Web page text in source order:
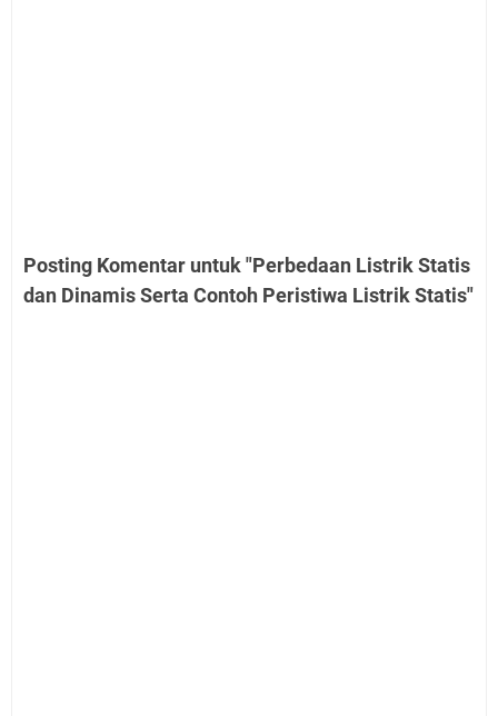
Posting Komentar untuk "Perbedaan Listrik Statis
dan Dinamis Serta Contoh Peristiwa Listrik Statis"